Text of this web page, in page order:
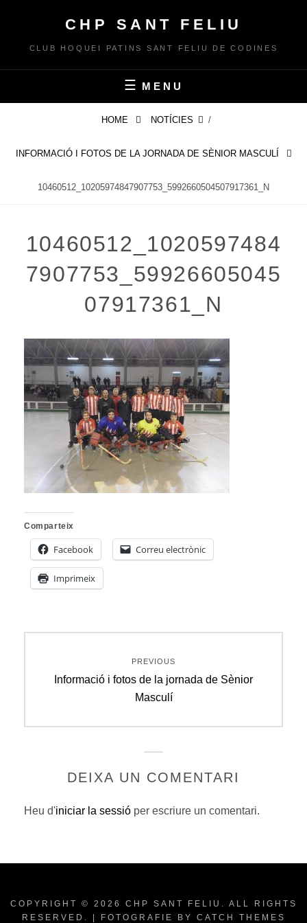
content
CHP SANT FELIU
CLUB HOQUEI PATINS SANT FELIU DE CODINES
MENU
HOME NOTÍCIES /
INFORMACIÓ I FOTOS DE LA JORNADA DE SÈNIOR MASCULÍ
10460512_10205974847907753_5992660504507917361_N
10460512_1020597484
7907753_59926605045
07917361_N
Comparteix
Facebook Correu electrònic
Imprimeix
d'entrades
PREVIOUS
Previous
Informació i fotos de la jornada de Sènior
Masculí
DEIXA UN COMENTARI
Heu d'iniciar la sessió per escriure un comentari.
COPYRIGHT © 2026 CHP SANT FELIU . ALL RIGHTS
RESERVED. | FOTOGRAFIE BY CATCH THEMES